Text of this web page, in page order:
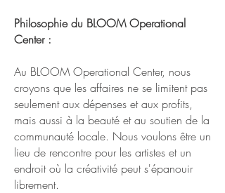
Philosophie du BLOOM Operational
Center :
Au BLOOM Operational Center, nous
croyons que les affaires ne se limitent pas
seulement aux dépenses et aux profits,
mais aussi à la beauté et au soutien de la
communauté locale. Nous voulons être un
lieu de rencontre pour les artistes et un
endroit où la créativité peut s'épanouir
librement.